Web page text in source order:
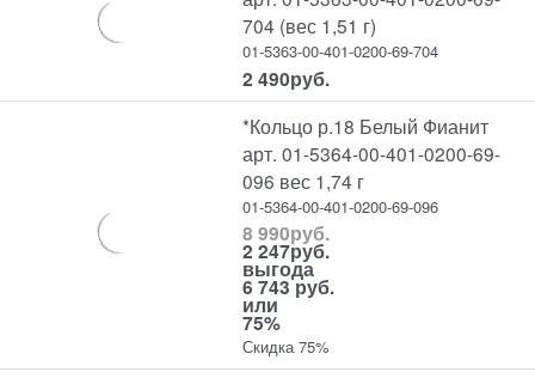
704 (вес 1,51 г)
01-5363-00-401-0200-69-704
2 490руб.
*Кольцо р.18 Белый Фианит
арт. 01-5364-00-401-0200-69-
096 вес 1,74 г
01-5364-00-401-0200-69-096
8 990руб.
2 247руб.
выгода
6 743 руб.
или
75%
Скидка 75%